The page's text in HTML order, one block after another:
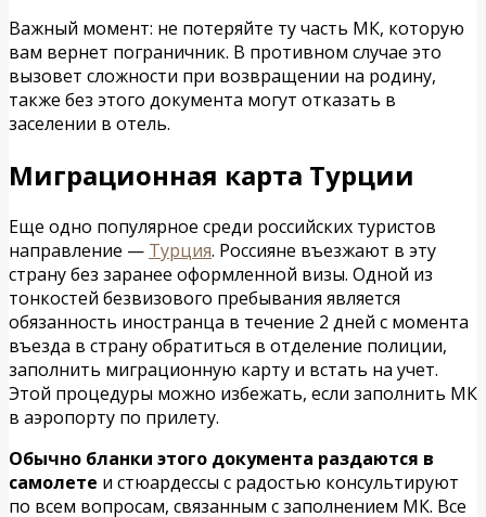
Важный момент: не потеряйте ту часть МК, которую
вам вернет пограничник. В противном случае это
вызовет сложности при возвращении на родину,
также без этого документа могут отказать в
заселении в отель.
Миграционная карта Турции
Еще одно популярное среди российских туристов
направление — Турция. Россияне въезжают в эту
страну без заранее оформленной визы. Одной из
тонкостей безвизового пребывания является
обязанность иностранца в течение 2 дней с момента
въезда в страну обратиться в отделение полиции,
заполнить миграционную карту и встать на учет.
Этой процедуры можно избежать, если заполнить МК
в аэропорту по прилету.
Обычно бланки этого документа раздаются в
самолете и стюардессы с радостью консультируют
по всем вопросам, связанным с заполнением МК. Все